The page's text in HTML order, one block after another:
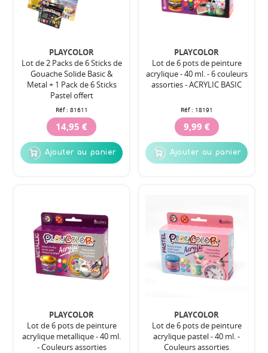
PLAYCOLOR
Lot de 2 Packs de 6 Sticks de
Gouache Solide Basic &
Metal + 1 Pack de 6 Sticks
Pastel offert
Réf : 81611
14,95 €
Ajouter au panier
PLAYCOLOR
Lot de 6 pots de peinture
acrylique - 40 ml. - 6 couleurs
assorties - ACRYLIC BASIC
Réf : 18191
9,99 €
Ajouter au panier
PLAYCOLOR
Lot de 6 pots de peinture
acrylique metallique - 40 ml.
- Couleurs assorties
PLAYCOLOR
Lot de 6 pots de peinture
acrylique pastel - 40 ml. -
Couleurs assorties